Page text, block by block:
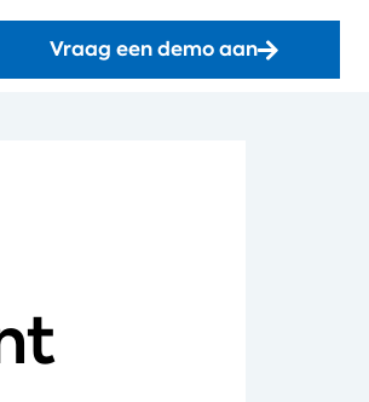
Vraag een demo aan